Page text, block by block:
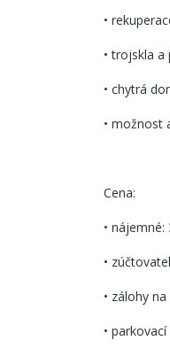
•
• trojskla a
• chytrá
• možnost
Cena:
• nájemné:
•
• zálohy
•